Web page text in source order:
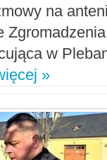
na
w
»